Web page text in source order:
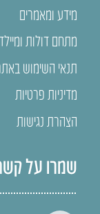
מידע ומאמרים
מתחם דולות
תנאי השימוש
מדיניות פרטיות
הצהרת נגישות
שמרו על